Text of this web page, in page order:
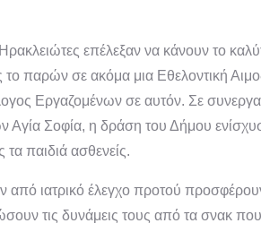
επέλεξαν να κάνουν το
παρών σε ακόμα μια Εθελοντική
Εργαζομένων σε αυτόν. Σε
Σοφία, η δράση του Δήμου
παιδιά ασθενείς.
από ιατρικό έλεγχο προτού
τις δυνάμεις τους από τα σνακ